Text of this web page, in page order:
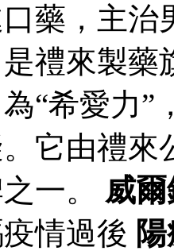
藥，主
禮來製藥
“希愛力”
它由禮來
一。 威
情過後